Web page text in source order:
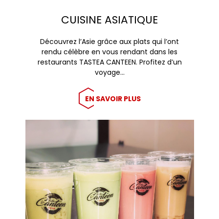
CUISINE ASIATIQUE
Découvrez l’Asie grâce aux plats qui l’ont
rendu célèbre en vous rendant dans les
restaurants TASTEA CANTEEN. Profitez d’un
voyage…
EN SAVOIR PLUS